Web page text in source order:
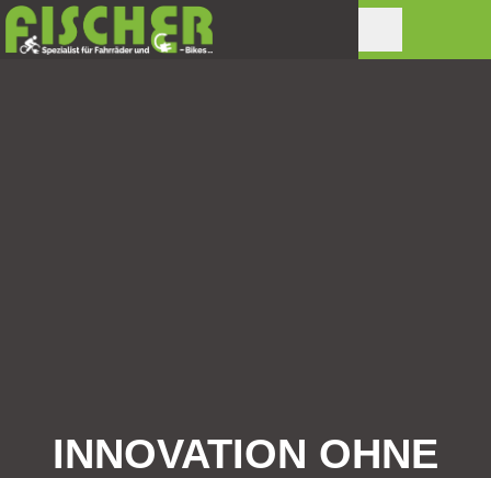
INNOVATION OHNE